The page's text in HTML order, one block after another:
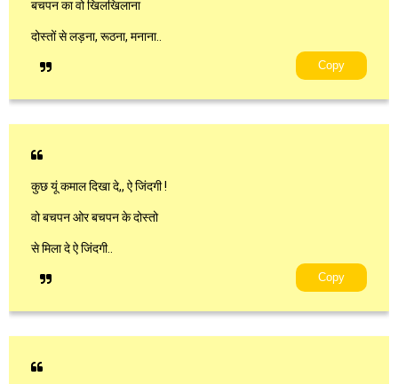
बचपन का वो खिलखिलाना
दोस्तों से लड़ना, रूठना, मनाना..
Copy
कुछ यूं कमाल दिखा दे,, ऐ जिंदगी !
वो बचपन ओर बचपन के दोस्तो
से मिला दे ऐ जिंदगी..
Copy